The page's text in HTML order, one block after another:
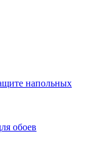
напольных
обоев